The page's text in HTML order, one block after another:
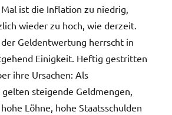
ist die Inflation zu niedrig,
wieder zu hoch, wie derzeit.
Geldentwertung herrscht in
Einigkeit. Heftig gestritten
ihre Ursachen: Als
steigende Geldmengen,
Löhne, hohe Staatsschulden